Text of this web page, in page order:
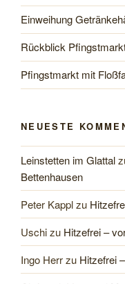
Einweihung
Rückblick
Pfingstmarkt mit
NEUESTE
Leinstetten im Glattal
Bettenhausen
Peter Kapplzu
Uschizu Hitzefrei –
Ingo Herrzu Hitzefrei